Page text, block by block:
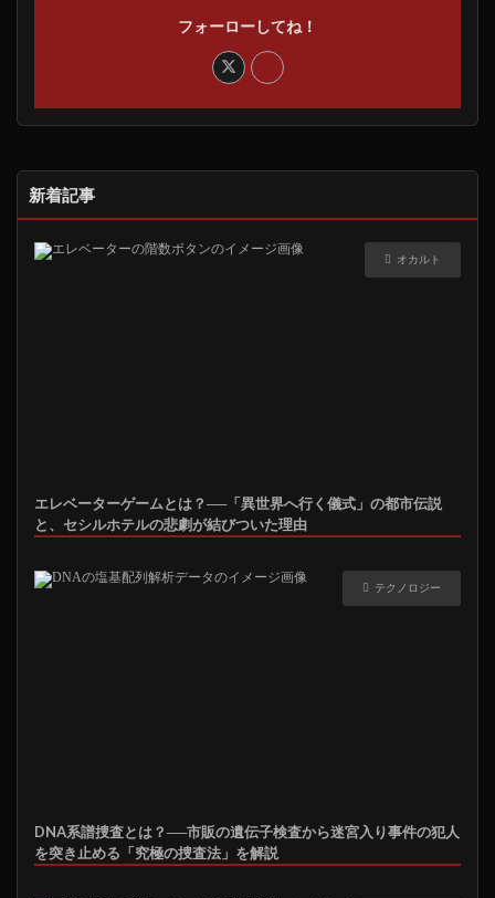
フォーローしてね！
新着記事
オカルト
エレベーターゲームとは？──「異世界へ行く儀式」の都市伝説
と、セシルホテルの悲劇が結びついた理由
テクノロジー
DNA系譜捜査とは？──市販の遺伝子検査から迷宮入り事件の犯人
を突き止める「究極の捜査法」を解説